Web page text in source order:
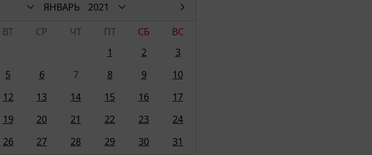
ЯНВАРЬ
2021
ВТ СР ЧТ ПТ СБ
ВС
1
2
3
5 6 7 8 9
10
12 13 14 15 16
17
19 20 21 22 23
24
26 27 28 29 30 31